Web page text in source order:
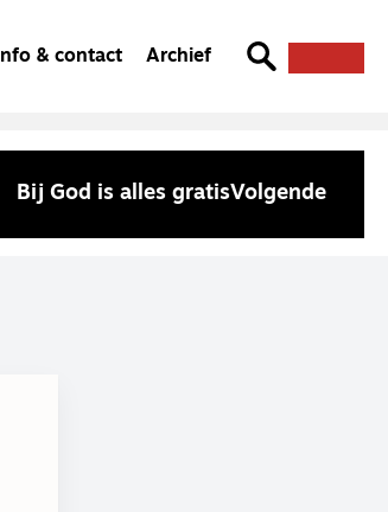
Info & contact Archief
Bij God is alles gratisVolgende